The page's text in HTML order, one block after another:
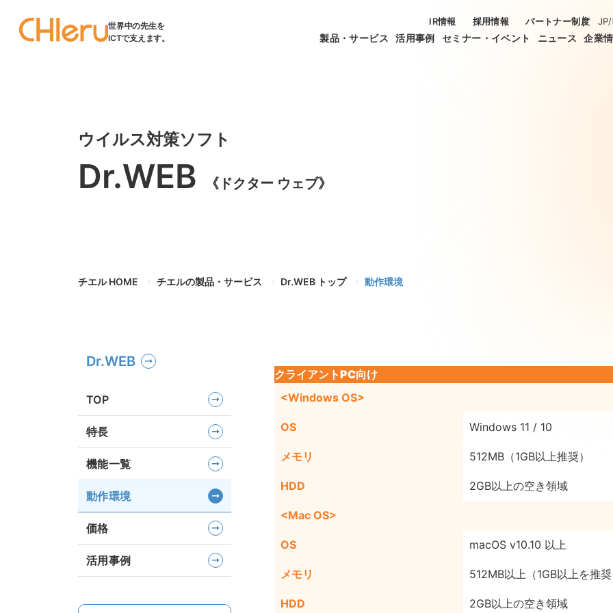
世界中の先生を
ICTで支えます。
製品・サービス 活用事例 セミナー・イベント ニュース 企業
IR情報 採用情報 パートナー制度 JP/
ウイルス対策ソフト
Dr.WEB 《ドクター ウェブ》
チエル HOME チエルの製品・サービス Dr.WEB トップ 動作環境
クライアントPC向け
<Windows OS>
OS Windows 11 / 10
メモリ 512MB（1GB以上推奨）
HDD 2GB以上の空き領域
<Mac OS>
OS macOS v10.10 以上
メモリ 512MB以上（1GB以上を推
HDD 2GB以上の空き領域
Dr.WEB
TOP
特長
機能一覧
動作環境
価格
活用事例